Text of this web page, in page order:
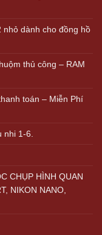
nhỏ dành cho đồng hồ
thủ công – RAM
toán – Miễn Phí
1-6.
CHỤP HÌNH QUAN
NIKON NANO,